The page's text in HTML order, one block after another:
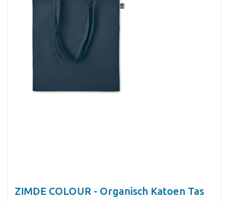
ZIMDE COLOUR - Organisch Katoen Tas